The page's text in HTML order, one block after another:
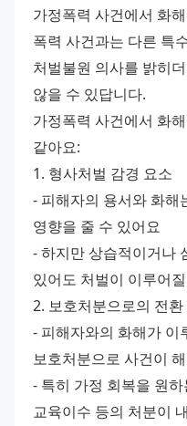
가정폭력 사건에서 화
폭력 사건과는 다른 특
처벌불원 의사를 밝히
않을 수 있답니다.
가정폭력 사건에서 화
같아요:
1. 형사처벌 감경 요소
- 피해자의 용서와 화해
영향을 줄 수 있어요
- 하지만 상습적이거나
있어도 처벌이 이루어
2. 보호처분으로의 전환
- 피해자와의 화해가 이
보호처분으로 사건이
- 특히 가정 회복을 원
교육이수 등의 처분이